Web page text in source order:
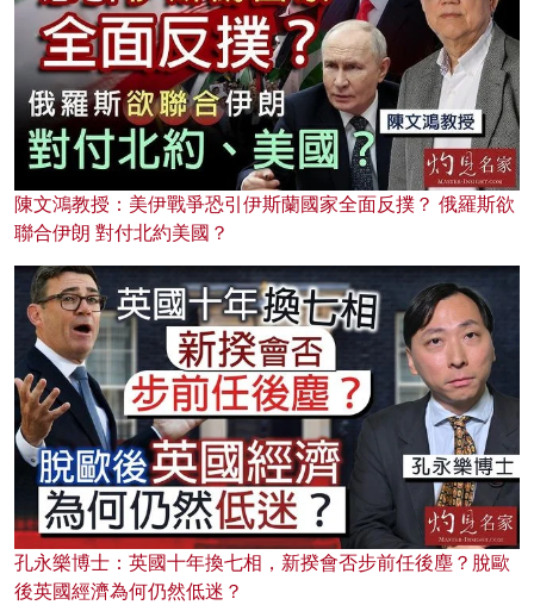
陳文鴻教授：美伊戰爭恐引伊斯蘭國家全面反撲？ 俄羅斯欲
聯合伊朗 對付北約美國？
孔永樂博士：英國十年換七相，新揆會否步前任後塵？脫歐
後英國經濟為何仍然低迷？